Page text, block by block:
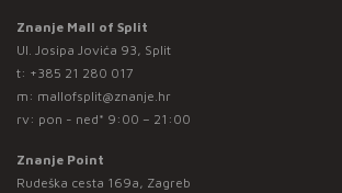
Znanje Mall of Split
Ul. Josipa Jovića 93, Split
t: +385 21 280 017
m: mallofsplit@znanje.hr
rv: pon - ned* 9:00 – 21:00
Znanje Point
Rudeška cesta 169a, Zagreb